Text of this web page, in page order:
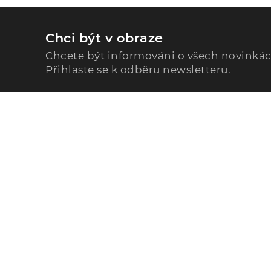
Chci být v obraze
Chcete být informováni o všech
Přihlaste se k odběru newsletteru.